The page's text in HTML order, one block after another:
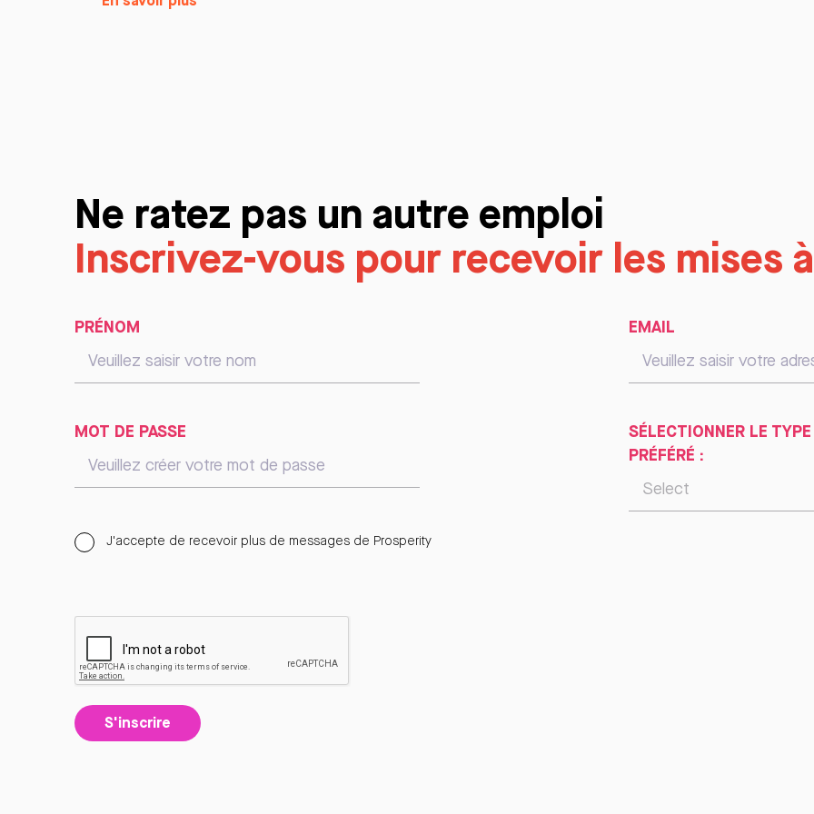
Ne ratez pas un autre emploi
Inscrivez-vous pour recevoir les mises
PRÉNOM EMAIL
MOT DE PASSE
SÉLECTIONNER LE
PRÉFÉRÉ :
J'accepte de recevoir plus de messages de Prosperity
S'inscrire